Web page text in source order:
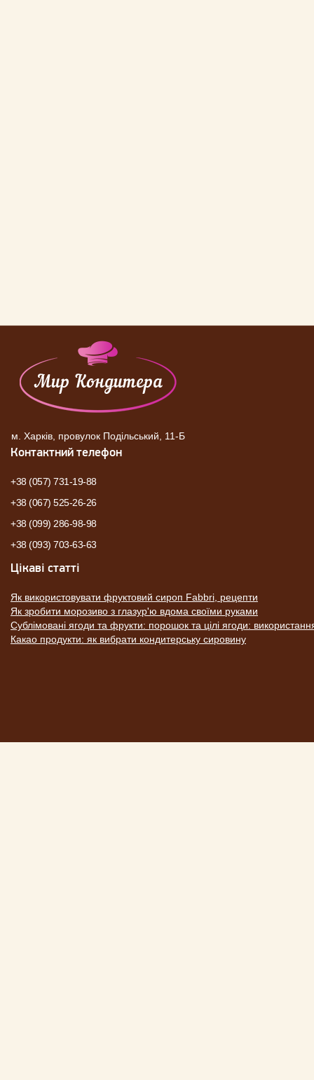
м. Харків, провулок Подільський, 11-Б
Контактний телефон
+38 (057) 731-19-88
+38 (067) 525-26-26
+38 (099) 286-98-98
+38 (093) 703-63-63
Цікаві статті
Як використовувати фруктовий сироп Fabbri, рецепти
Як зробити морозиво з глазур'ю вдома своїми руками
Сублімовані ягоди та фрукти: порошок та цілі ягоди:
Какао продукти: як вибрати кондитерську сировину